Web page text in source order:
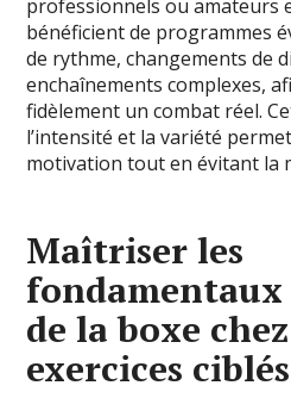
professionnels ou amateurs
bénéficient de programmes
de rythme, changements de
enchaînements complexes,
fidèlement un combat réel.
l’intensité et la variété
motivation tout en évitant la
Maîtriser les
de la boxe
exercices ciblés